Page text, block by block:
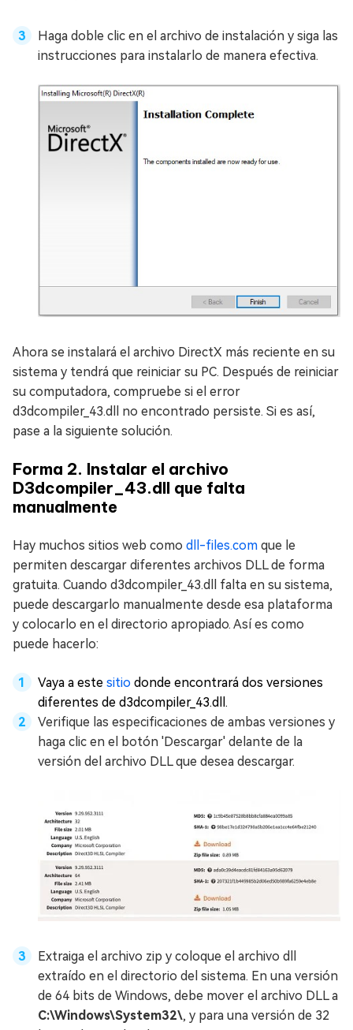
Haga doble clic en el archivo de instalación y siga las
instrucciones para instalarlo de manera efectiva.
Ahora se instalará el archivo DirectX más reciente en su
sistema y tendrá que reiniciar su PC. Después de reiniciar
su computadora, compruebe si el error
d3dcompiler_43.dll no encontrado persiste. Si es así,
pase a la siguiente solución.
Forma 2. Instalar el archivo
D3dcompiler_43.dll que falta
manualmente
Hay muchos sitios web como dll-files.com que le
permiten descargar diferentes archivos DLL de forma
gratuita. Cuando d3dcompiler_43.dll falta en su sistema,
puede descargarlo manualmente desde esa plataforma
y colocarlo en el directorio apropiado. Así es como
puede hacerlo:
Vaya a este sitio donde encontrará dos versiones
diferentes de d3dcompiler_43.dll.
Verifique las especificaciones de ambas versiones y
haga clic en el botón 'Descargar' delante de la
versión del archivo DLL que desea descargar.
Extraiga el archivo zip y coloque el archivo dll
extraído en el directorio del sistema. En una versión
de 64 bits de Windows, debe mover el archivo DLL a
C:\Windows\System32\, y para una versión de 32